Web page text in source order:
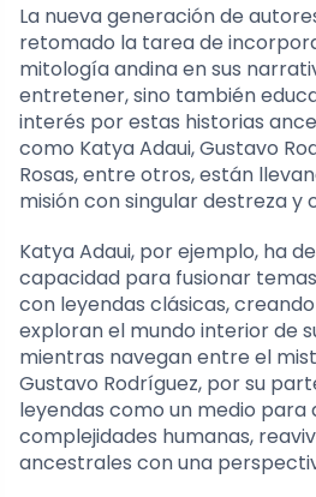
La nueva generación de
retomado la tarea de
mitología andina en sus
entretener, sino también
interés por estas historias
como Katya Adaui, Gustavo
Rosas, entre otros, están
misión con singular destreza y
Katya Adaui, por ejemplo, ha
capacidad para fusionar
con leyendas clásicas,
exploran el mundo interior de
mientras navegan entre el
Gustavo Rodríguez, por su
leyendas como un medio para
complejidades humanas,
ancestrales con una